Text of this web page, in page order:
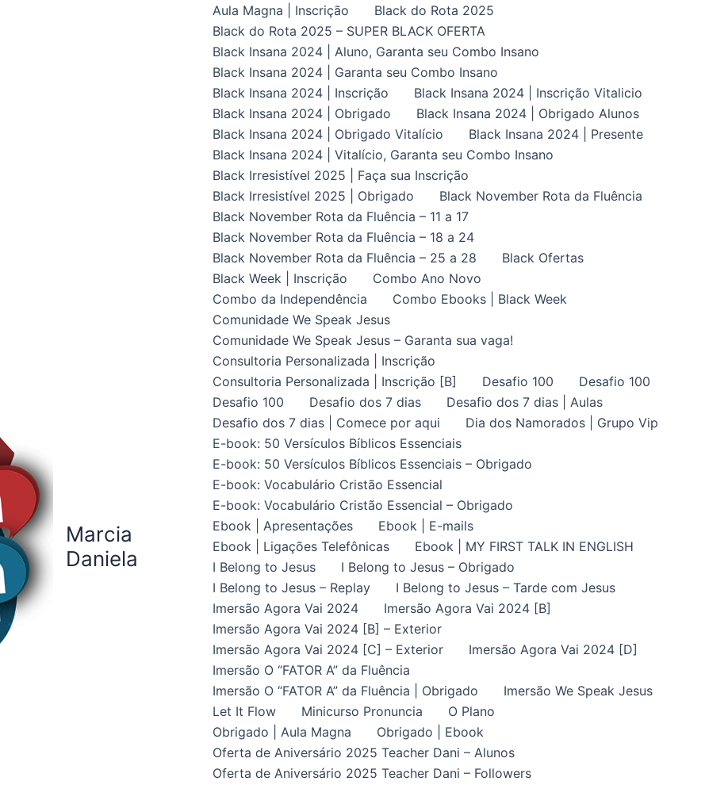
Marcia
Daniela
Aula Magna | Inscrição
Black do Rota 2025
Black do Rota 2025 – SUPER BLACK OFERTA
Black Insana 2024 | Aluno, Garanta seu Combo Insano
Black Insana 2024 | Garanta seu Combo Insano
Black Insana 2024 | Inscrição
Black Insana 2024 | Inscrição Vitalicio
Black Insana 2024 | Obrigado
Black Insana 2024 | Obrigado Alunos
Black Insana 2024 | Obrigado Vitalício
Black Insana 2024 | Presente
Black Insana 2024 | Vitalício, Garanta seu Combo Insano
Black Irresistível 2025 | Faça sua Inscrição
Black Irresistível 2025 | Obrigado
Black November Rota da Fluência
Black November Rota da Fluência – 11 a 17
Black November Rota da Fluência – 18 a 24
Black November Rota da Fluência – 25 a 28
Black Ofertas
Black Week | Inscrição
Combo Ano Novo
Combo da Independência
Combo Ebooks | Black Week
Comunidade We Speak Jesus
Comunidade We Speak Jesus – Garanta sua vaga!
Consultoria Personalizada | Inscrição
Consultoria Personalizada | Inscrição [B]
Desafio 100
Desafio 100
Desafio 100
Desafio dos 7 dias
Desafio dos 7 dias | Aulas
Desafio dos 7 dias | Comece por aqui
Dia dos Namorados | Grupo Vip
E-book: 50 Versículos Bíblicos Essenciais
E-book: 50 Versículos Bíblicos Essenciais – Obrigado
E-book: Vocabulário Cristão Essencial
E-book: Vocabulário Cristão Essencial – Obrigado
Ebook | Apresentações
Ebook | E-mails
Ebook | Ligações Telefônicas
Ebook | MY FIRST TALK IN ENGLISH
I Belong to Jesus
I Belong to Jesus – Obrigado
I Belong to Jesus – Replay
I Belong to Jesus – Tarde com Jesus
Imersão Agora Vai 2024
Imersão Agora Vai 2024 [B]
Imersão Agora Vai 2024 [B] – Exterior
Imersão Agora Vai 2024 [C] – Exterior
Imersão Agora Vai 2024 [D]
Imersão O “FATOR A” da Fluência
Imersão O “FATOR A” da Fluência | Obrigado
Imersão We Speak Jesus
Let It Flow
Minicurso Pronuncia
O Plano
Obrigado | Aula Magna
Obrigado | Ebook
Oferta de Aniversário 2025 Teacher Dani – Alunos
Oferta de Aniversário 2025 Teacher Dani – Followers